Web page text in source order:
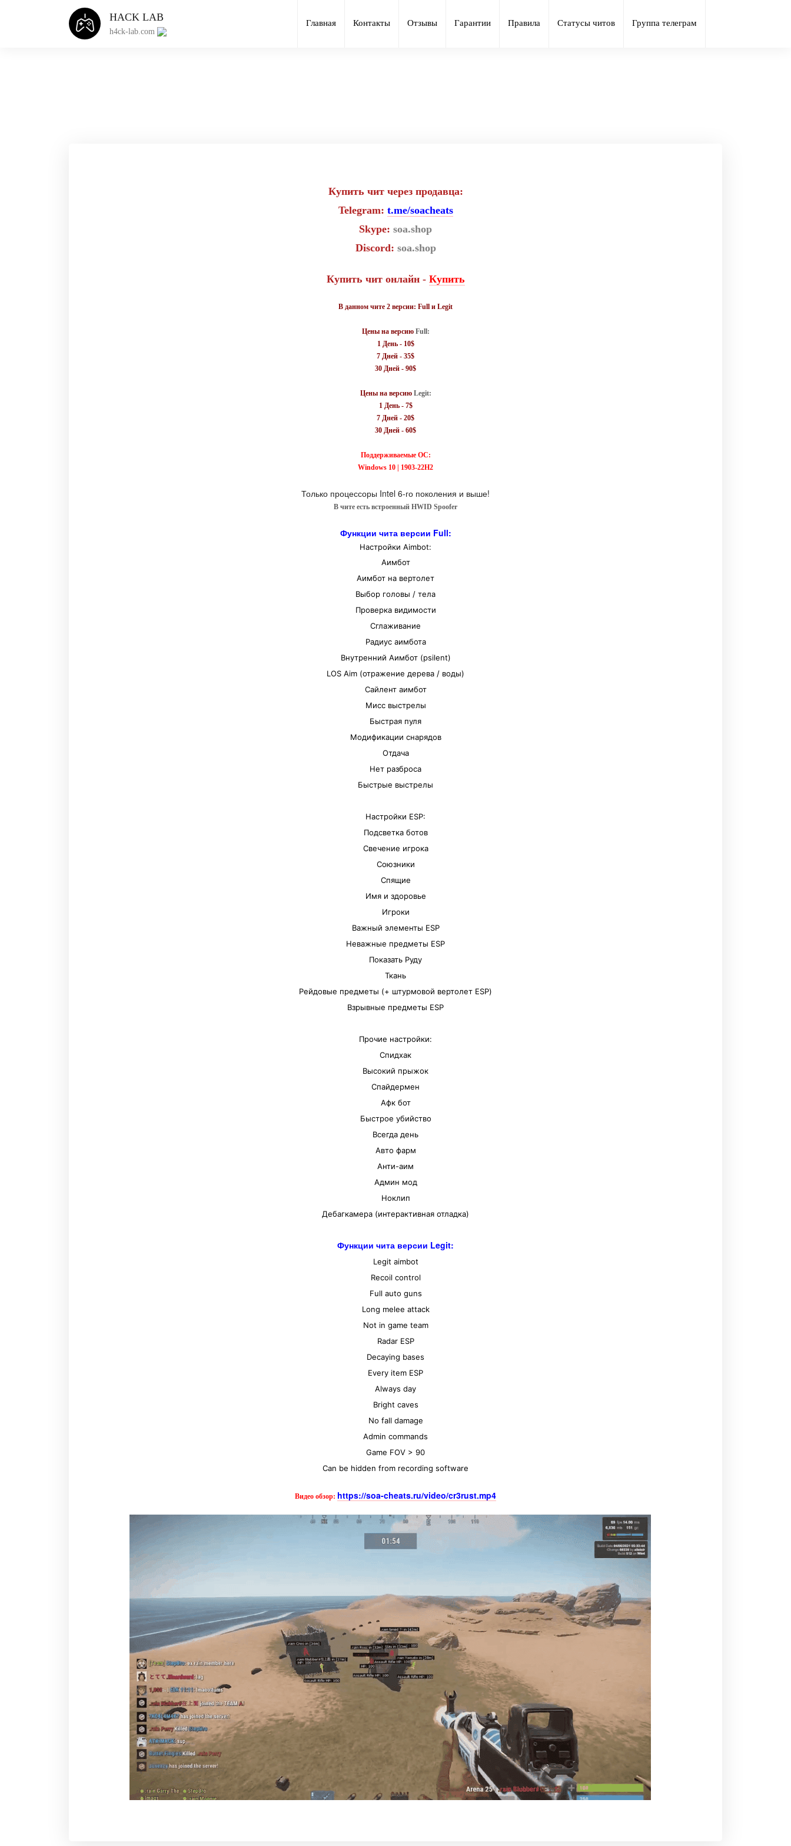
HACK LAB
h4ck-lab.com
Главная Контакты Отзывы Гарантии Правила Статусы читов Группа телеграм
Купить чит через продавца:
Telegram: t.me/soacheats
Skype: soa.shop
Discord: soa.shop
Купить чит онлайн - Купить
В данном чите 2 версии: Full и Legit
Цены на версию Full:
1 День - 10$
7 Дней - 35$
30 Дней - 90$
Цены на версию Legit:
1 День - 7$
7 Дней - 20$
30 Дней - 60$
Поддерживаемые ОС:
Windows 10 | 1903-22H2
Только процессоры Intel 6-го поколения и выше!
В чите есть встроенный HWID Spoofer
Функции чита версии Full:
Настройки Aimbot:
Аимбот
Аимбот на вертолет
Выбор головы / тела
Проверка видимости
Сглаживание
Радиус аимбота
Внутренний Аимбот (psilent)
LOS Aim (отражение дерева / воды)
Сайлент аимбот
Мисс выстрелы
Быстрая пуля
Модификации снарядов
Отдача
Нет разброса
Быстрые выстрелы
Настройки ESP:
Подсветка ботов
Свечение игрока
Союзники
Спящие
Имя и здоровье
Игроки
Важный элементы ESP
Неважные предметы ESP
Показать Руду
Ткань
Рейдовые предметы (+ штурмовой вертолет ESP)
Взрывные предметы ESP
Прочие настройки:
Спидхак
Высокий прыжок
Спайдермен
Афк бот
Быстрое убийство
Всегда день
Авто фарм
Анти-аим
Админ мод
Ноклип
Дебагкамера (интерактивная отладка)
Функции чита версии Legit:
Legit aimbot
Recoil control
Full auto guns
Long melee attack
Not in game team
Radar ESP
Decaying bases
Every item ESP
Always day
Bright caves
No fall damage
Admin commands
Game FOV > 90
Can be hidden from recording software
Видео обзор: https://soa-cheats.ru/video/cr3rust.mp4